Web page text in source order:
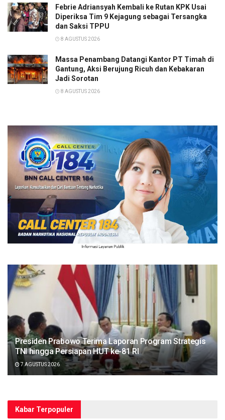
Febrie Adriansyah Kembali ke Rutan KPK Usai
Diperiksa Tim 9 Kejagung sebagai Tersangka
dan Saksi TPPU
8 AGUSTUS 2026
Massa Penambang Datangi Kantor PT Timah di
Gantung, Aksi Berujung Ricuh dan Kebakaran
Jadi Sorotan
8 AGUSTUS 2026
Presiden Prabowo Terima Laporan Program Strategis
TNI hingga Persiapan HUT ke-81 RI
7 AGUSTUS 2026
Kabar Terpopuler